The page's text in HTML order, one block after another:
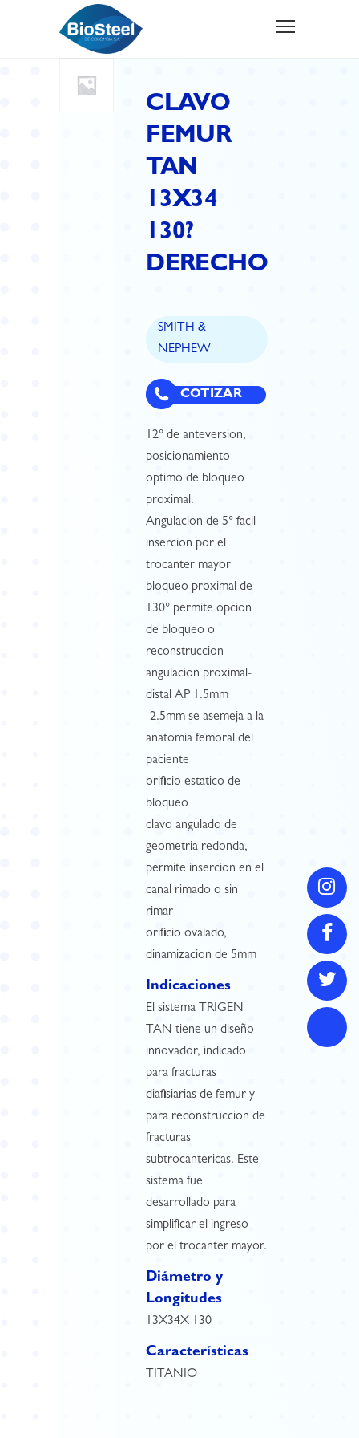
CLAVO
FEMUR
TAN
13X34
130?
DERECHO
SMITH &
NEPHEW
COTIZAR
12° de anteversion,
posicionamiento
optimo de bloqueo
proximal.
Angulacion de 5° facil
insercion por el
trocanter mayor
bloqueo proximal de
130° permite opcion
de bloqueo o
reconstruccion
angulacion proximal-
distal AP 1.5mm
-2.5mm se asemeja a la
anatomia femoral del
paciente
orificio estatico de
bloqueo
clavo angulado de
geometria redonda,
permite insercion en el
canal rimado o sin
rimar
orificio ovalado,
dinamizacion de 5mm
Indicaciones
El sistema TRIGEN
TAN tiene un diseño
innovador, indicado
para fracturas
diafisiarias de femur y
para reconstruccion de
fracturas
subtrocantericas. Este
sistema fue
desarrollado para
simplificar el ingreso
por el trocanter mayor.
Diámetro y
Longitudes
13X34X 130
Características
TITANIO